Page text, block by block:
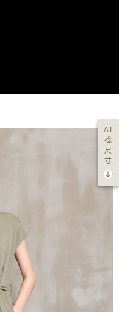
AI
找
尺
寸